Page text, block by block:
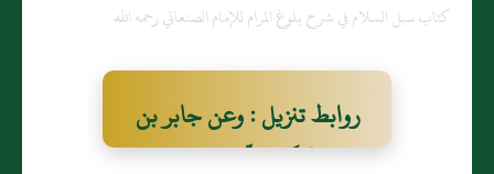
كتاب سبل السلام في شرح بلوغ المرام للإمام الصنعاني رحمه الله
روابط تنزيل : وعن جابر بن
سَمُرةَ قَالَ: صَلّيْت مع النبي